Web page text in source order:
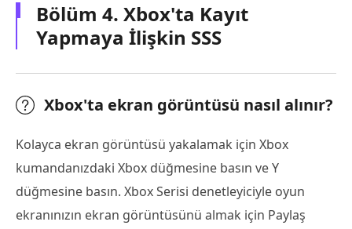
Bölüm 4. Xbox'ta Kayıt
Yapmaya İlişkin SSS
Xbox'ta ekran görüntüsü nasıl alınır?
Kolayca ekran görüntüsü yakalamak için Xbox
kumandanızdaki Xbox düğmesine basın ve Y
düğmesine basın. Xbox Serisi denetleyiciyle oyun
ekranınızın ekran görüntüsünü almak için Paylaş